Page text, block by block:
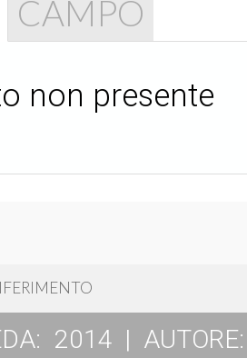
CAMPO
non presente
2014 |